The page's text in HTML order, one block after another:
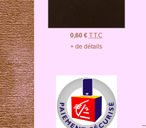
0,60 € T.T.C
+ de détails